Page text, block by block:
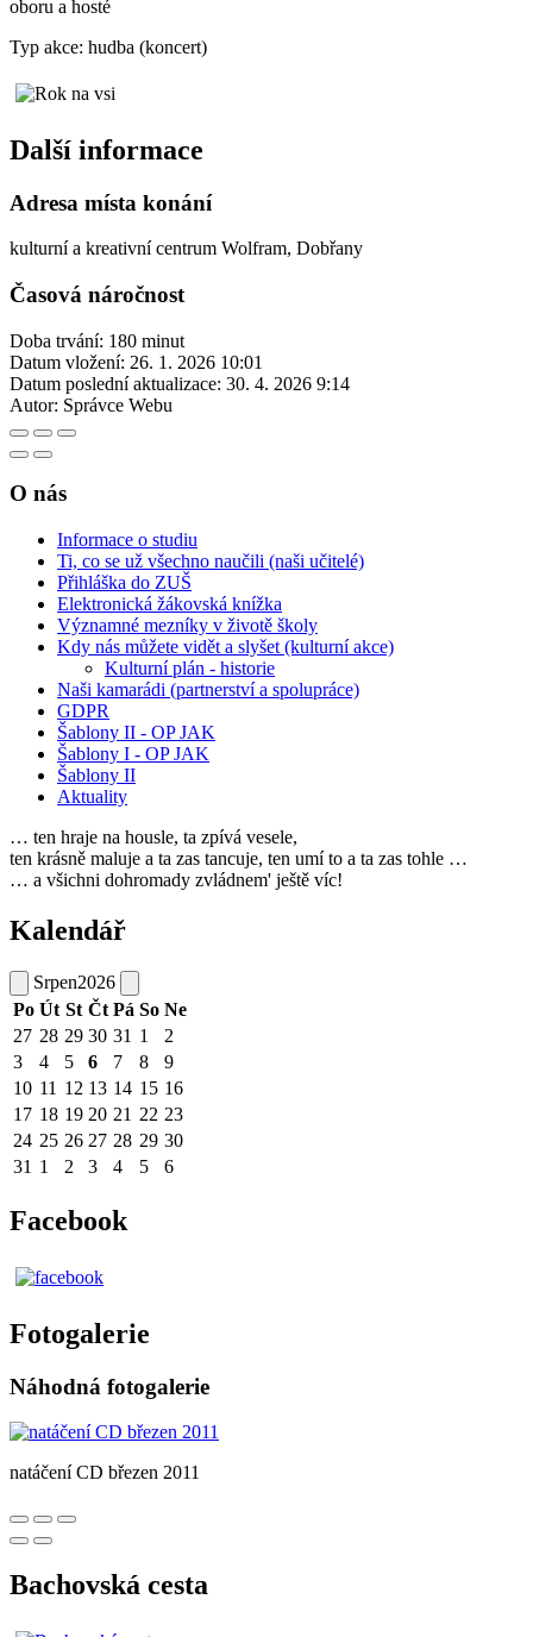
oboru a hosté
Typ akce: hudba (koncert)
Další informace
Adresa místa konání
kulturní a kreativní centrum Wolfram, Dobřany
Časová náročnost
Doba trvání: 180 minut
Datum vložení: 26. 1. 2026 10:01
Datum poslední aktualizace: 30. 4. 2026 9:14
Autor: Správce Webu
O nás
Informace o studiu
Ti, co se už všechno naučili (naši učitelé)
Přihláška do ZUŠ
Elektronická žákovská knížka
Významné mezníky v životě školy
Kdy nás můžete vidět a slyšet (kulturní akce)
Kulturní plán - historie
Naši kamarádi (partnerství a spolupráce)
GDPR
Šablony II - OP JAK
Šablony I - OP JAK
Šablony II
Aktuality
… ten hraje na housle, ta zpívá vesele,
ten krásně maluje a ta zas tancuje, ten umí to a ta zas tohle …
… a všichni dohromady zvládnem' ještě víc!
Kalendář
Srpen2026
Po Út St Čt Pá So Ne
27 28 29 30 31 1
2
3
4 5 6 7 8
9
10 11 12 13 14 15 16
17 18 19 20 21 22 23
24 25 26 27 28 29 30
31 1 2 3 4 5 6
Facebook
Fotogalerie
Náhodná fotogalerie
natáčení CD březen 2011
Bachovská cesta